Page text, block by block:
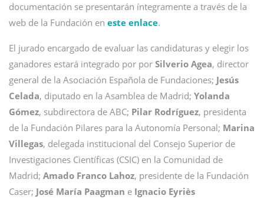
documentación se presentarán íntegramente a través de la
web de la Fundación en este enlace.
El jurado encargado de evaluar las candidaturas y elegir los
ganadores estará integrado por por Silverio Agea, director
general de la Asociación Española de Fundaciones; Jesús
Celada, diputado en la Asamblea de Madrid; Yolanda
Gómez, subdirectora de ABC; Pilar Rodríguez, presidenta
de la Fundación Pilares para la Autonomía Personal; Marina
Villegas, delegada institucional del Consejo Superior de
Investigaciones Científicas (CSIC) en la Comunidad de
Madrid; Amado Franco Lahoz, presidente de la Fundación
Caser; José María Paagman e Ignacio Eyriès